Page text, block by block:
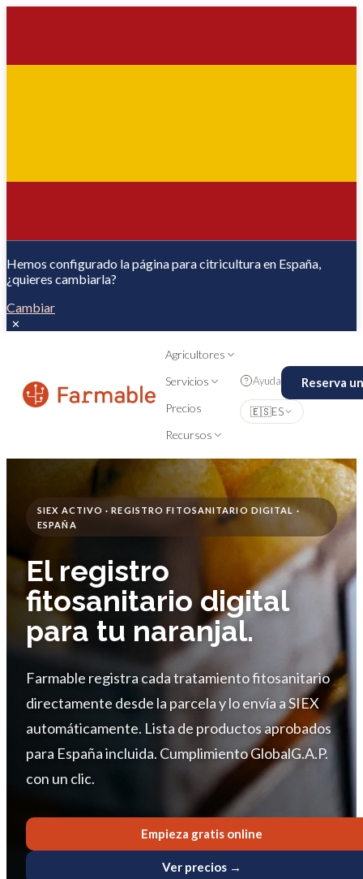
Hemos configurado la página para citricultura en España,
¿quieres cambiarla?
Cambiar
✕
Agricultores
Servicios
Precios
Recursos
Ayuda Reserva
🇪🇸ES
SIEX ACTIVO · REGISTRO FITOSANITARIO DIGITAL ·
ESPAÑA
El registro
fitosanitario digital
para tu naranjal.
Farmable registra cada tratamiento fitosanitario
directamente desde la parcela y lo envía a SIEX
automáticamente. Lista de productos aprobados
para España incluida. Cumplimiento GlobalG.A.P.
con un clic.
Empieza gratis online
Ver precios →